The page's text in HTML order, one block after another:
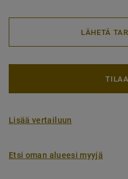
LÄHETÄ
Lisää vertailuun
Etsi oman alueesi myyjä